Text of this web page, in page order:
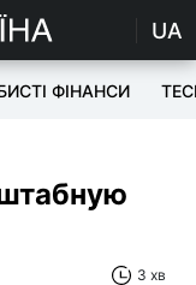
UA
ФІНАНСИ
3 хв